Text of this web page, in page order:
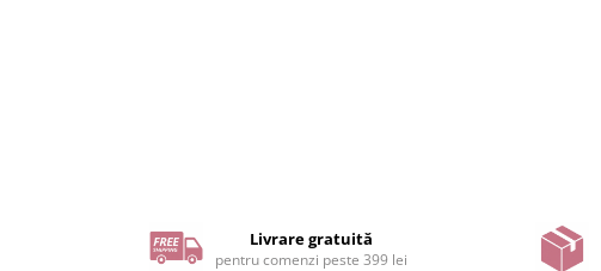
Livrare gratuită
pentru comenzi peste 399 lei